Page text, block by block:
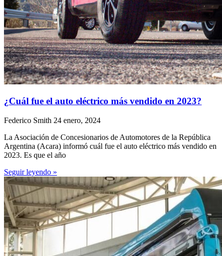
¿Cuál fue el auto eléctrico más vendido en 2023?
Federico Smith 24 enero, 2024
La Asociación de Concesionarios de Automotores de la República
Argentina (Acara) informó cuál fue el auto eléctrico más vendido en
2023. Es que el año
Seguir leyendo »